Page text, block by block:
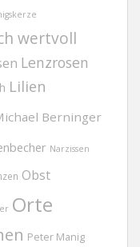
wertvoll
Lenzrosen
Lilien
Berninger
Narzissen
Obst
Orte
Peter Manig